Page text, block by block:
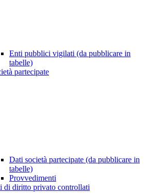
Enti pubblici vigilati (da pubblicare in
tabelle)
partecipate
Dati società partecipate (da pubblicare in
tabelle)
Provvedimenti
di diritto privato controllati